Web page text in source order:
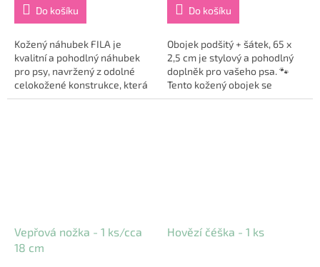
Do košíku
Kožený náhubek FILA je
kvalitní a pohodlný náhubek
pro psy, navržený z odolné
celokožené konstrukce, která
zajišťuje dlouhou životnost a
Do košíku
Obojek podšitý + šátek, 65 x
2,5 cm je stylový a pohodlný
doplněk pro vašeho psa. 🐾
Tento kožený obojek se
šátkem spojuje eleganci,
Vepřová nožka - 1 ks/cca
18 cm
Hovězí čéška - 1 ks